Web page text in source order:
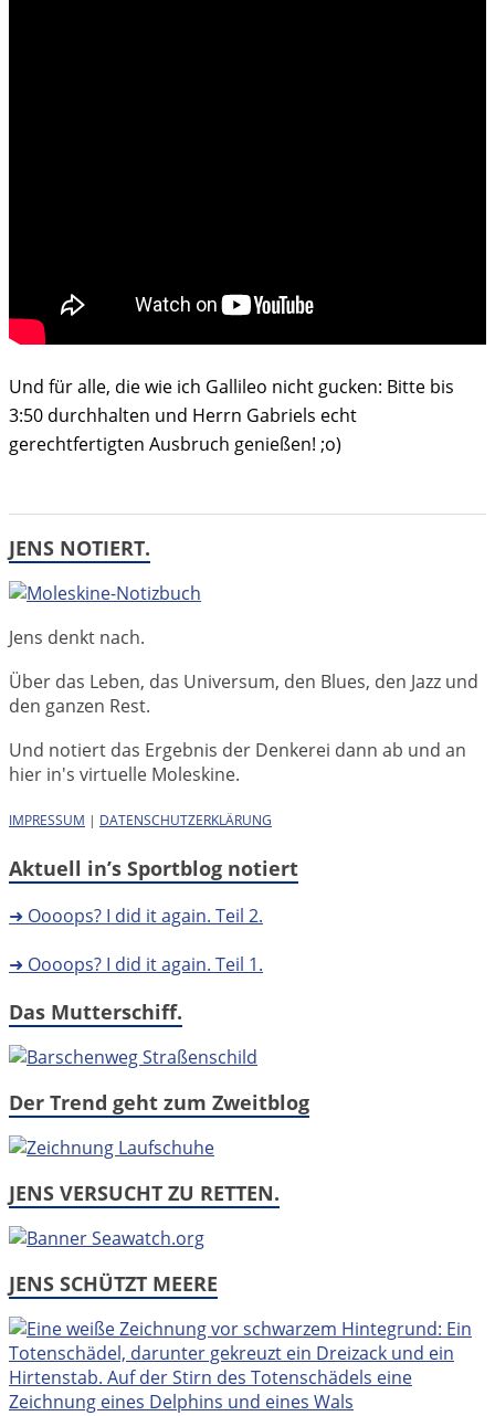
Und für alle, die wie ich Gallileo nicht gucken: Bitte bis
3:50 durchhalten und Herrn Gabriels echt
gerechtfertigten Ausbruch genießen! ;o)
JENS NOTIERT.
Jens denkt nach.
Über das Leben, das Universum, den Blues, den Jazz und
den ganzen Rest.
Und notiert das Ergebnis der Denkerei dann ab und an
hier in's virtuelle Moleskine.
IMPRESSUM | DATENSCHUTZERKLÄRUNG
Aktuell in’s Sportblog notiert
➜ Oooops? I did it again. Teil 2.
➜ Oooops? I did it again. Teil 1.
Das Mutterschiff.
Der Trend geht zum Zweitblog
JENS VERSUCHT ZU RETTEN.
JENS SCHÜTZT MEERE